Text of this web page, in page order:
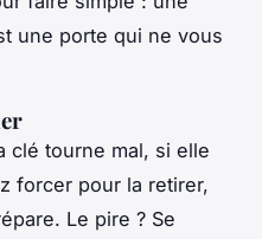
une porte qui ne vous
clé tourne mal, si elle
forcer pour la retirer,
Le pire ? Se